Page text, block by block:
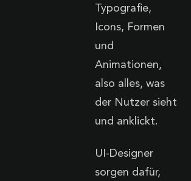
Typografie,
Icons, Formen
und
Animationen,
also alles, was
der Nutzer sieht
und anklickt.
UI-Designer
sorgen dafür,